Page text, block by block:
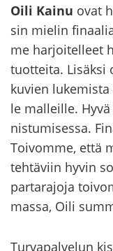
Oili Kainu ovat
sin mie­lin
me har­joi­tel­leet
tuot­tei­ta.
ku­vien
le mal­leil­le.
nis­tu­mi­ses­sa.
Toi­vom­me, että
teh­tä­viin hyvin
par­ta­ra­jo­ja
mas­sa, Oili
Tur­va­pal­ve­lun